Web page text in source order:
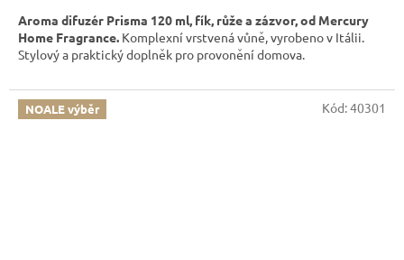
Aroma difuzér Prisma 120 ml, fík, růže a zázvor, od Mercury
Home Fragrance. Komplexní vrstvená vůně, vyrobeno v Itálii.
Stylový a praktický doplněk pro provonění domova.
NOALE výběr Kód:40301